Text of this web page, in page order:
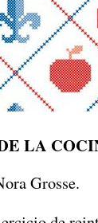
LA
Grosse.